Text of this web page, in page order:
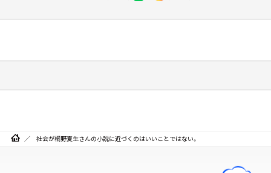
社会が桐野夏生さんの小説に近づくのはいいことではない。